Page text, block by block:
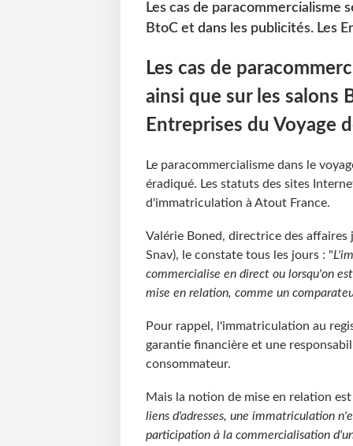
Les cas de paracommercialisme
BtoC et dans les publicités. Les
Les cas de
ainsi que sur les salons
Entreprises du Voyage
Le paracommercialisme dans le
éradiqué. Les statuts des sites
d'immatriculation à Atout France.
Valérie Boned, directrice des affaires
Snav), le constate tous les jours : "
commercialise en direct ou lorsqu'on
mise en relation, comme un
Pour rappel, l'immatriculation au
garantie financière et une
consommateur.
Mais la notion de mise en relation
liens d'adresses, une immatriculation
participation à la commercialisation